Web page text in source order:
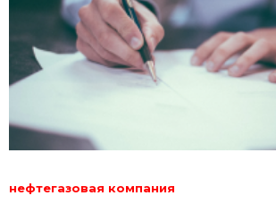
нефтегазовая компания